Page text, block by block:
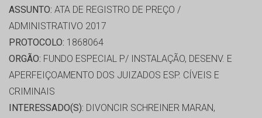
ASSUNTO: ATA DE REGISTRO DE PREÇO /
ADMINISTRATIVO 2017
PROTOCOLO: 1868064
ORGÃO: FUNDO ESPECIAL P/ INSTALAÇÃO, DESENV. E
APERFEIÇOAMENTO DOS JUIZADOS ESP. CÍVEIS E
CRIMINAIS
INTERESSADO(S): DIVONCIR SCHREINER MARAN,